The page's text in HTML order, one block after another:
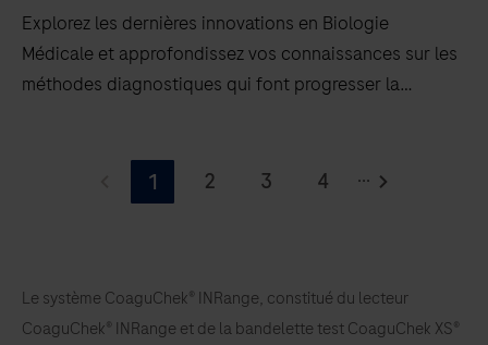
Explorez les dernières innovations en Biologie
Médicale et approfondissez vos connaissances sur les
méthodes diagnostiques qui font progresser la
Biologie
Médicale
1 2 3 4 ...
Le système CoaguChek® INRange, constitué du lecteur
CoaguChek® INRange et de la bandelette test CoaguChek XS®